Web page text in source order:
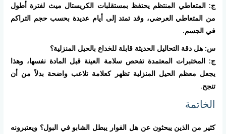
ج: المتعاطي المنتظم يحتفظ بمستقلبات الكريستال ميث لفترة أطول
من المتعاطي العرضي، وقد تمتد إلى أيام عديدة بحسب حجم التراكم
في الجسم.
س: هل دقة التحاليل الحديثة قابلة للخداع بالحيل المنزلية؟
ج: المختبرات المعتمدة تفحص سلامة العينة قبل المادة نفسها، وهذا
يجعل معظم الحيل المنزلية تظهر كعلامة تلاعب واضحة بدلاً من أن
تنجح.
الخاتمة
كثير من الذين يبحثون عن هل الفوار يبطل الشابو في البول؟ ويعتبرونه